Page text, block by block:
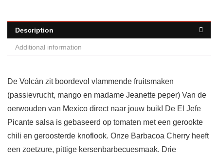
Description
Additional information
De Volcán zit boordevol vlammende fruitsmaken
(passievrucht, mango en madame Jeanette peper) Van de
oerwouden van Mexico direct naar jouw buik! De El Jefe
Picante salsa is gebaseerd op tomaten met een gerookte
chili en geroosterde knoflook. Onze Barbacoa Cherry heeft
een zoetzure, pittige kersenbarbecuesmaak. Drie